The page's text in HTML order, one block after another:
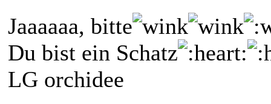
Jaaaaaa, bitte
Du bist ein Schatz
LG orchidee